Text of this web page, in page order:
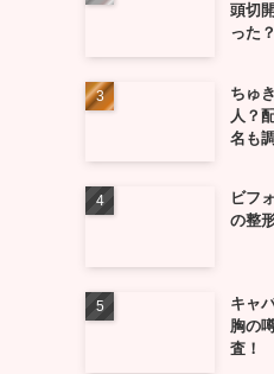
頭切
った？
ちゅ
人？
名も
ビフ
の整
キャ
胸の
査！